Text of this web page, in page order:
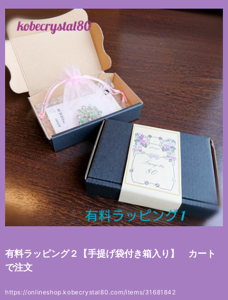
有料ラッピング２【手提げ袋付き箱入り】 カート
で注文
https://onlineshop.kobecrystal80.com/items/31681842